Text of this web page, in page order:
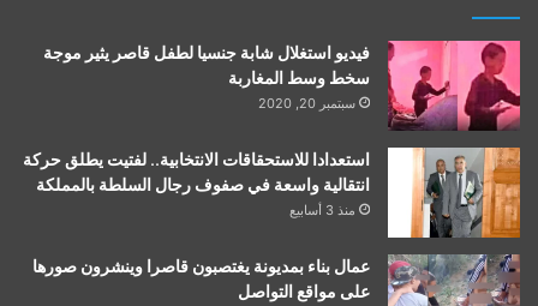
فيديو استغلال شابة جنسيا لطفل قاصر يثير موجة
سخط وسط المغاربة
سبتمبر 20, 2020
استعدادا للاستحقاقات الانتخابية.. لفتيت يطلق حركة
انتقالية واسعة في صفوف رجال السلطة بالمملكة
منذ 3 أسابيع
عمال بناء بمديونة يغتصبون قاصرا وينشرون صورها
على مواقع التواصل